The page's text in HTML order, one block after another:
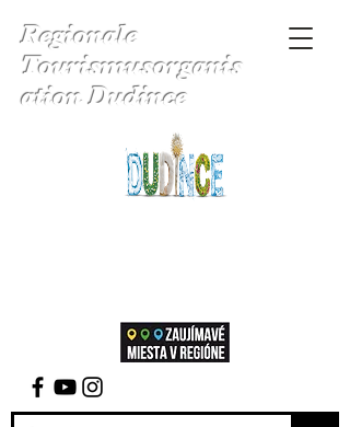
Regionale
Tourismusorganis
ation Dudince